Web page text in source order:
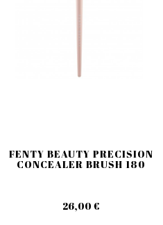
FENTY BEAUTY PRECISION
CONCEALER BRUSH 180
26,00 €